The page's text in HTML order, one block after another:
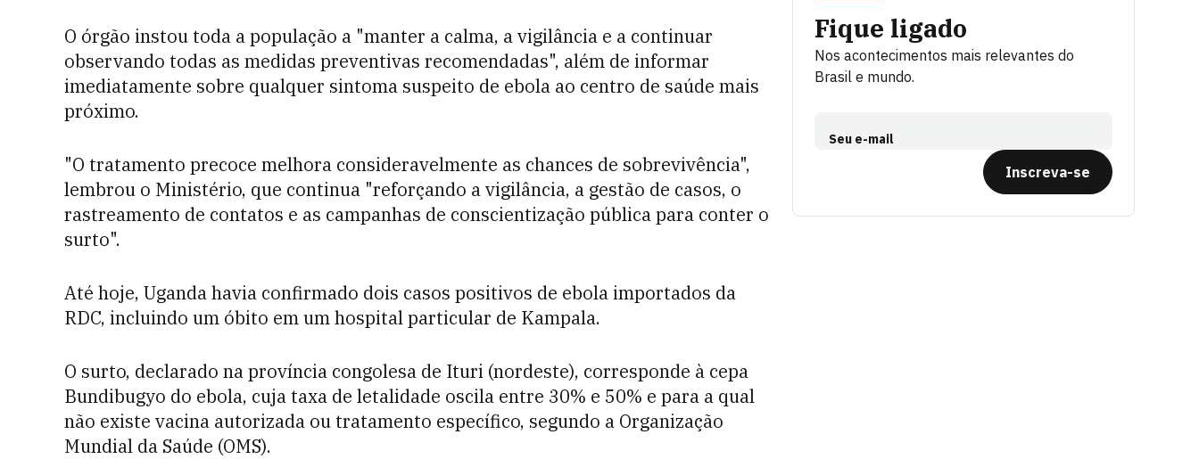
O órgão instou toda a população a "manter a calma, a vigilância e a continuar
observando todas as medidas preventivas recomendadas", além de informar
imediatamente sobre qualquer sintoma suspeito de ebola ao centro de saúde mais
próximo.
"O tratamento precoce melhora consideravelmente as chances de sobrevivência",
lembrou o Ministério, que continua "reforçando a vigilância, a gestão de casos, o
rastreamento de contatos e as campanhas de conscientização pública para conter o
surto".
Até hoje, Uganda havia confirmado dois casos positivos de ebola importados da
RDC, incluindo um óbito em um hospital particular de Kampala.
O surto, declarado na província congolesa de Ituri (nordeste), corresponde à cepa
Bundibugyo do ebola, cuja taxa de letalidade oscila entre 30% e 50% e para a qual
não existe vacina autorizada ou tratamento específico, segundo a Organização
Mundial da Saúde (OMS).
Fique ligado
Nos acontecimentos mais relevantes do
Brasil e mundo.
Seu e-mail
Inscreva-se